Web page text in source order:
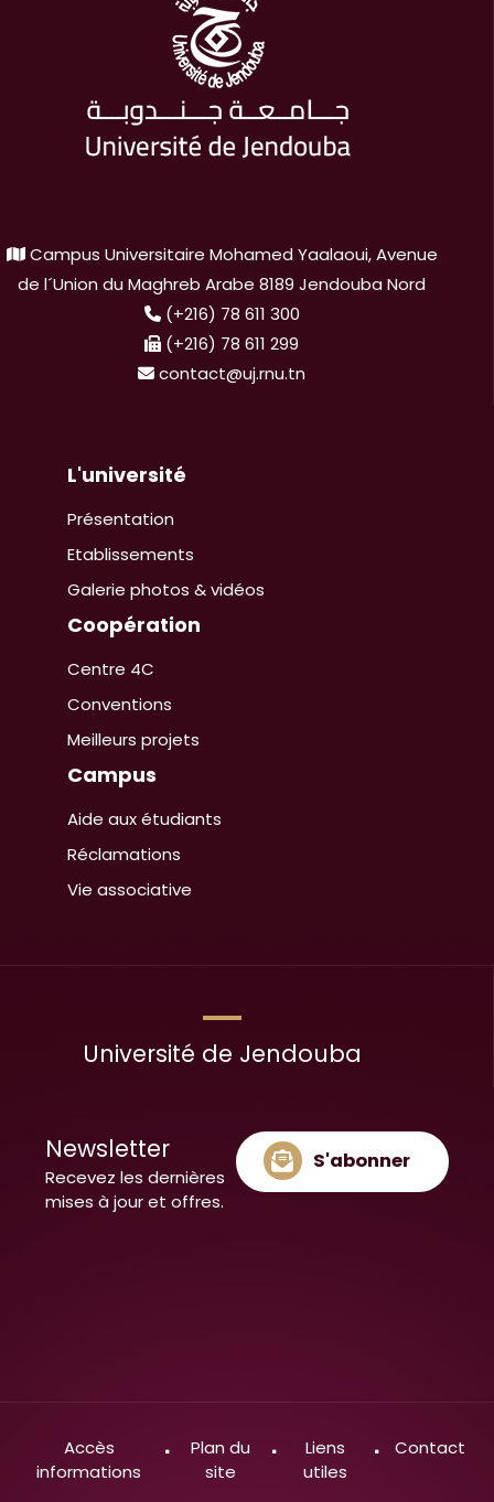
Campus Universitaire Mohamed Yaalaoui, Avenue
de l´Union du Maghreb Arabe 8189 Jendouba Nord
(+216) 78 611 300
(+216) 78 611 299
contact@uj.rnu.tn
L'université
Présentation
Etablissements
Galerie photos & vidéos
Coopération
Centre 4C
Conventions
Meilleurs projets
Campus
Aide aux étudiants
Réclamations
Vie associative
Université de Jendouba
Newsletter
Recevez les dernières
mises à jour et offres.
S'abonner
Accès
informations
Plan du
site
Liens
utiles
Contact